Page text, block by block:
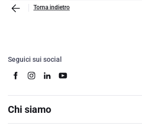
Torna indietro
Seguici sui social
Chi siamo